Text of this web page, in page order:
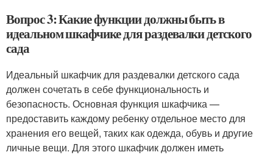
Вопрос 3: Какие функции должны быть в
идеальном шкафчике для раздевалки детского
сада
Идеальный шкафчик для раздевалки детского сада
должен сочетать в себе функциональность и
безопасность. Основная функция шкафчика —
предоставить каждому ребенку отдельное место для
хранения его вещей, таких как одежда, обувь и другие
личные вещи. Для этого шкафчик должен иметь